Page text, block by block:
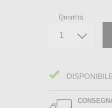
Quantità